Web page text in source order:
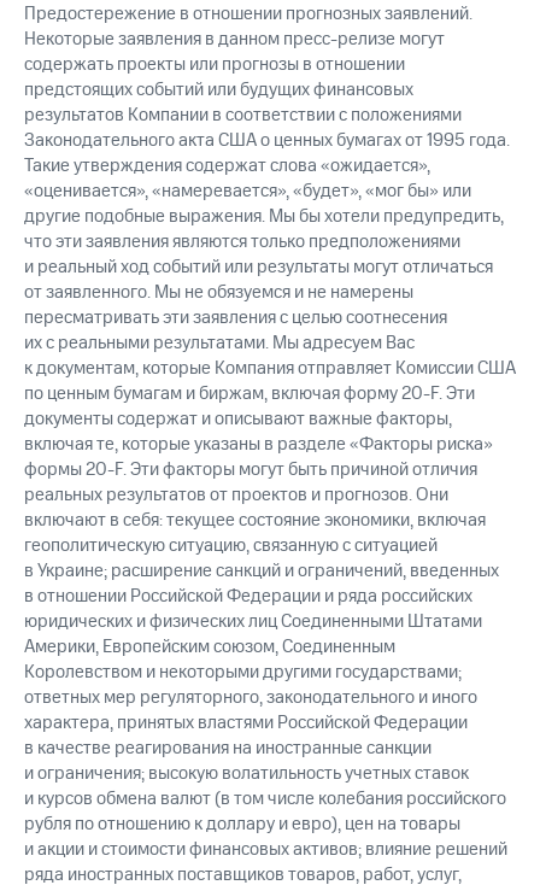
Предостережение в отношении прогнозных заявлений.
Некоторые заявления в данном пресс-релизе могут
содержать проекты или прогнозы в отношении
предстоящих событий или будущих финансовых
результатов Компании в соответствии с положениями
Законодательного акта США о ценных бумагах от 1995 года.
Такие утверждения содержат слова «ожидается»,
«оценивается», «намеревается», «будет», «мог бы» или
другие подобные выражения. Мы бы хотели предупредить,
что эти заявления являются только предположениями
и реальный ход событий или результаты могут отличаться
от заявленного. Мы не обязуемся и не намерены
пересматривать эти заявления с целью соотнесения
их с реальными результатами. Мы адресуем Вас
к документам, которые Компания отправляет Комиссии США
по ценным бумагам и биржам, включая форму20-F.Эти
документы содержат и описывают важные факторы,
включая те, которые указаны в разделе «Факторы риска»
формы20-F.Эти факторы могут быть причиной отличия
реальных результатов от проектов и прогнозов. Они
включают в себя: текущее состояние экономики, включая
геополитическую ситуацию, связанную с ситуацией
в Украине; расширение санкций и ограничений, введенных
в отношении Российской Федерации и ряда российских
юридических и физических лиц Соединенными Штатами
Америки, Европейским союзом, Соединенным
Королевством и некоторыми другими государствами;
ответных мер регуляторного, законодательного и иного
характера, принятых властями Российской Федерации
в качестве реагирования на иностранные санкции
и ограничения; высокую волатильность учетных ставок
и курсов обмена валют (в том числе колебания российского
рубля по отношению к доллару и евро), цен на товары
и акции и стоимости финансовых активов; влияние решений
ряда иностранных поставщиков товаров, работ, услуг,